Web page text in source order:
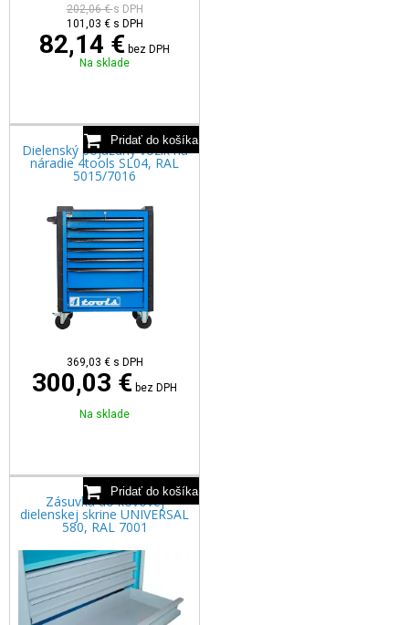
202,06 €s DPH
101,03 € s DPH
82,14 € bez DPH
Na sklade
Dielenský pojazdný vozík na
náradie 4tools SL04, RAL
5015/7016
369,03 € s DPH
300,03 € bez DPH
Na sklade
Zásuvka do kovovej
dielenskej skrine UNIVERSAL
580, RAL 7001